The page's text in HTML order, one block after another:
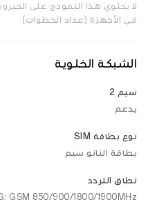
لا يحتوي هذا النموذج على
في الأجهزة (عداد الخطوات).
الشبكة الخلوية
سيم 2
يدعم
نوع بطاقة SIM
بطاقة النانو سيم
نطاق التردد
GSM 850/900/1800/1900MHz